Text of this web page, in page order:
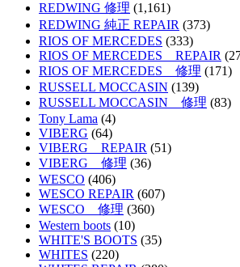
REDWING 修理 (1,161)
REDWING 純正 REPAIR (373)
RIOS OF MERCEDES (333)
RIOS OF MERCEDES REPAIR
RIOS OF MERCEDES 修理 (171)
RUSSELL MOCCASIN (139)
RUSSELL MOCCASIN 修理 (83)
Tony Lama (4)
VIBERG (64)
VIBERG REPAIR (51)
VIBERG 修理 (36)
WESCO (406)
WESCO REPAIR (607)
WESCO 修理 (360)
Western boots (10)
WHITE'S BOOTS (35)
WHITES (220)